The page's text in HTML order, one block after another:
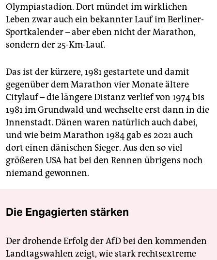
Olympiastadion. Dort mündet im wirklichen
Leben zwar auch ein bekannter Lauf im Berliner-
Sportkalender – aber eben nicht der Marathon,
sondern der 25-Km-Lauf.
Das ist der kürzere, 1981 gestartete und damit
gegenüber dem Marathon vier Monate ältere
Citylauf – die längere Distanz verlief von 1974 bis
1981 im Grundwald und wechselte erst dann in die
Innenstadt. Dänen waren natürlich auch dabei,
und wie beim Marathon 1984 gab es 2021 auch
dort einen dänischen Sieger. Aus den so viel
größeren USA hat bei den Rennen übrigens noch
niemand gewonnen.
Die Engagierten stärken
Der drohende Erfolg der AfD bei den kommenden
Landtagswahlen zeigt, wie stark rechtsextreme